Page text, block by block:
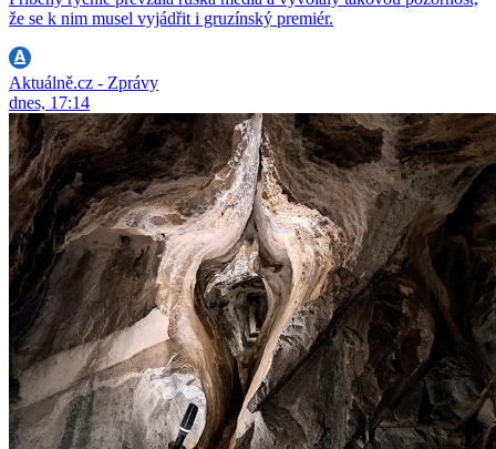
že se k nim musel vyjádřit i gruzínský premiér.
Aktuálně.cz - Zprávy
dnes, 17:14